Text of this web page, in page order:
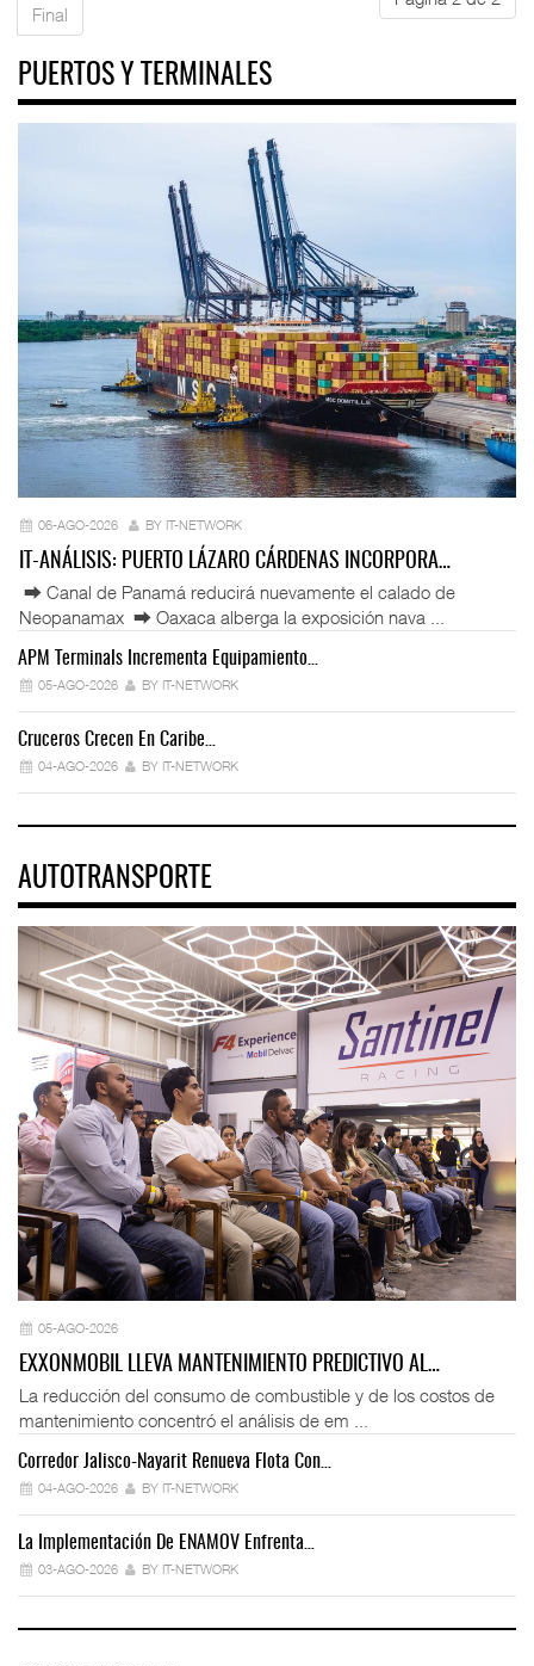
Final
PUERTOS Y TERMINALES
06-AGO-2026 BY IT-NETWORK
IT-ANÁLISIS: PUERTO LÁZARO CÁRDENAS INCORPORA…
⮕ Canal de Panamá reducirá nuevamente el calado de
Neopanamax ⮕ Oaxaca alberga la exposición nava ...
APM Terminals Incrementa Equipamiento…
05-AGO-2026 BY IT-NETWORK
Cruceros Crecen En Caribe…
04-AGO-2026 BY IT-NETWORK
AUTOTRANSPORTE
05-AGO-2026
EXXONMOBIL LLEVA MANTENIMIENTO PREDICTIVO AL…
La reducción del consumo de combustible y de los costos de
mantenimiento concentró el análisis de em ...
Corredor Jalisco-Nayarit Renueva Flota Con…
04-AGO-2026 BY IT-NETWORK
La Implementación De ENAMOV Enfrenta…
03-AGO-2026 BY IT-NETWORK